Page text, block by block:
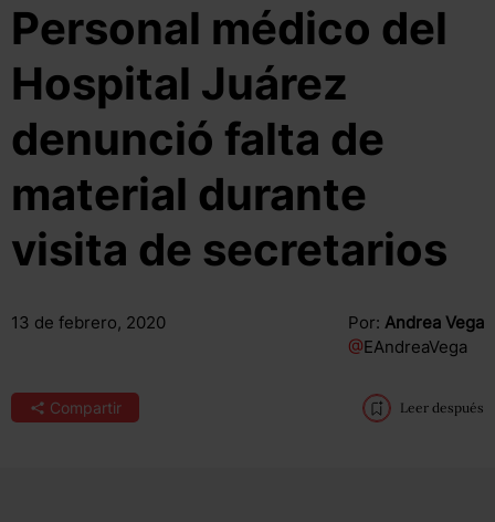
Personal médico del
Hospital Juárez
denunció falta de
material durante
visita de secretarios
13 de febrero, 2020 Por: Andrea Vega
@EAndreaVega
Compartir Leer después